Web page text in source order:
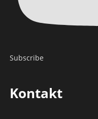
Subscribe
Kontakt